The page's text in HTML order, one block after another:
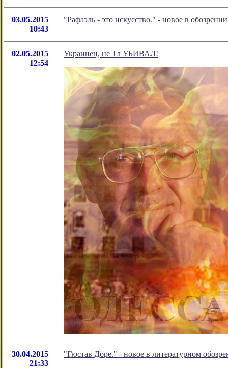
03.05.2015
10:43
"Рафаэль - это искусство." - новое в
02.05.2015
12:54
Украинец, не Тл УБИВАЛ!
30.04.2015
21:33
"Гюстав Доре." - новое в литературном